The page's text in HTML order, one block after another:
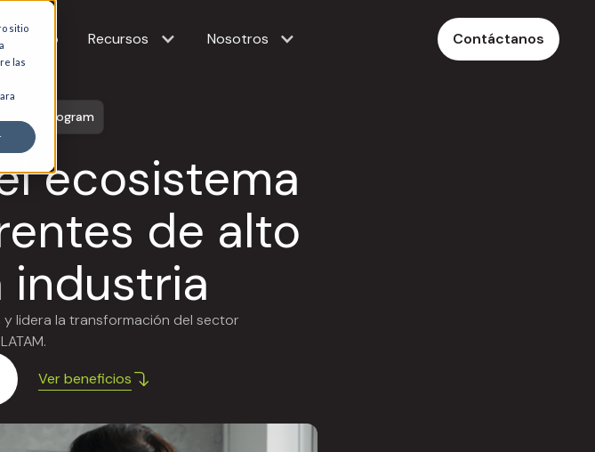
sitio
las
de éxito Recursos Nosotros Contáctanos
Program
ecosistema
de alto
industria
lidera la transformación del sector
Ver beneficios